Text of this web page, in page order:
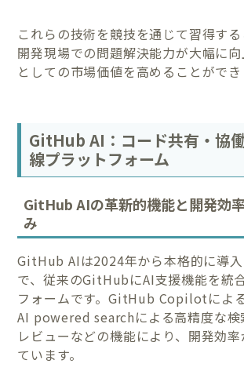
これらの技術を競技を通じて習得す
開発現場での問題解決能力が大幅に
としての市場価値を高めることができ
GitHub AI：コード共有・協
線プラットフォーム
GitHub AIの革新的機能と開発効
み
GitHub AIは2024年から本格的に導
で、従来のGitHubにAI支援機能を統
フォームです。GitHub Copilotによる
AI powered searchによる高精度な検
レビューなどの機能により、開発効
ています。